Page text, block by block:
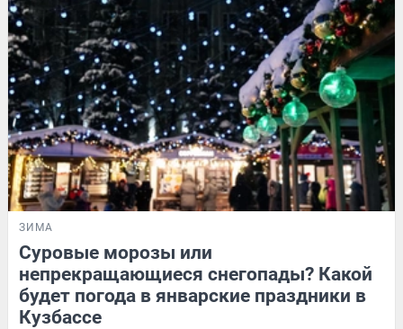
ЗИМА
Суровые морозы или
непрекращающиеся снегопады? Какой
будет погода в январские праздники в
Кузбассе